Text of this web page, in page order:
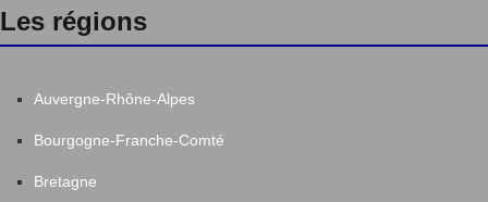
Les régions
Auvergne-Rhône-Alpes
Bourgogne-Franche-Comté
Bretagne